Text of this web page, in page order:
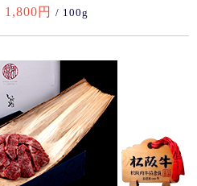
1,800円 / 100g